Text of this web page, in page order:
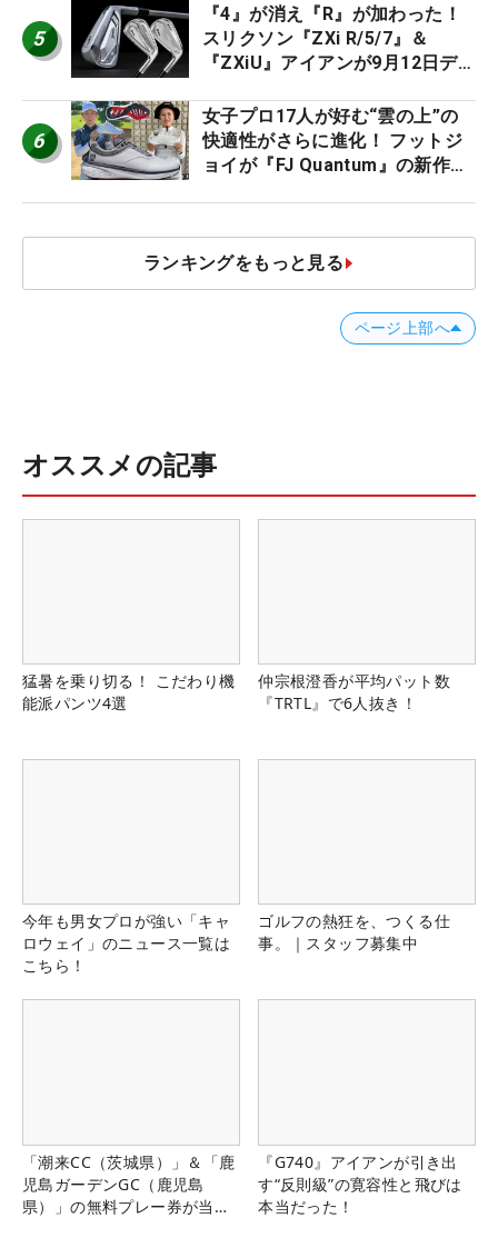
5
『4』が消え『R』が加わった！
スリクソン『ZXi R/5/7』＆
『ZXiU』アイアンが9月12日デ
6
女子プロ17人が好む“雲の上”の
快適性がさらに進化！ フットジ
ョイが『FJ Quantum』の新作を
ランキングをもっと見る
ページ上部へ
オススメの記事
猛暑を乗り切る！ こだわり機
能派パンツ4選
仲宗根澄香が平均パット数
『TRTL』で6人抜き！
今年も男女プロが強い「キャ
ロウェイ」のニュース一覧は
こちら！
ゴルフの熱狂を、つくる仕
事。｜スタッフ募集中
「潮来CC（茨城県）」＆「鹿
児島ガーデンGC（鹿児島
県）」の無料プレー券が当た
『G740』アイアンが引き出
す“反則級”の寛容性と飛びは
本当だった！